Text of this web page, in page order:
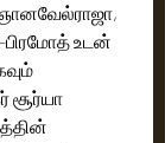
பிரமோத் உடன்
சூர்யா